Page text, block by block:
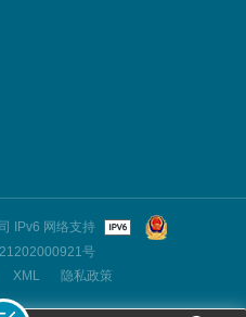
IPv6 网络支持
号
XML 隐私政策